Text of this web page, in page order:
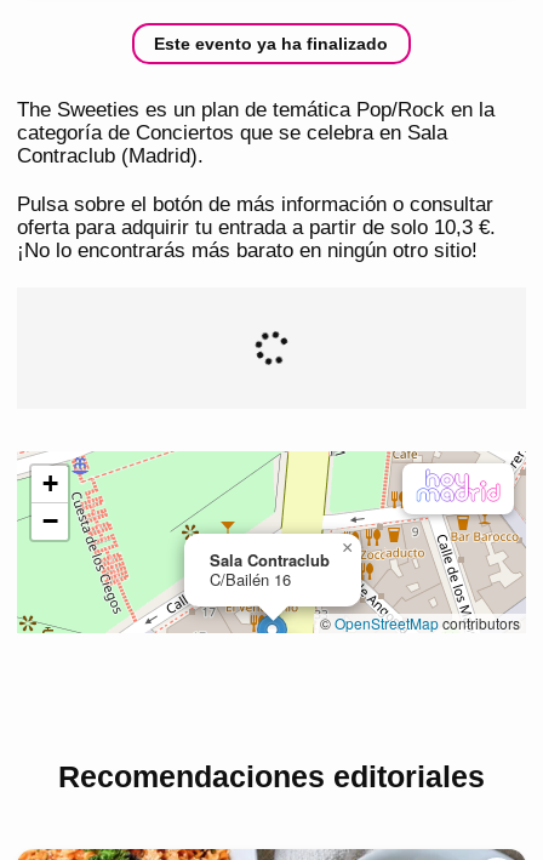
Este evento ya ha finalizado
The Sweeties es un plan de temática Pop/Rock en la
categoría de Conciertos que se celebra en Sala
Contraclub (Madrid).
Pulsa sobre el botón de más información o consultar
oferta para adquirir tu entrada a partir de solo 10,3 €.
¡No lo encontrarás más barato en ningún otro sitio!
Recomendaciones editoriales